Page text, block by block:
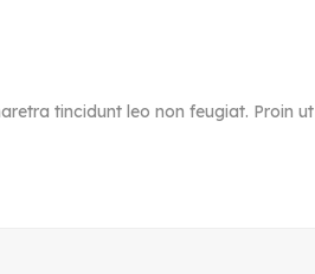
tincidunt leo non feugiat. Proin ut